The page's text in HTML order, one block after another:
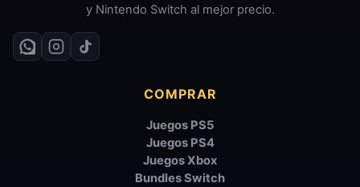
y Nintendo Switch al mejor precio.
COMPRAR
Juegos PS5
Juegos PS4
Juegos Xbox
Bundles Switch